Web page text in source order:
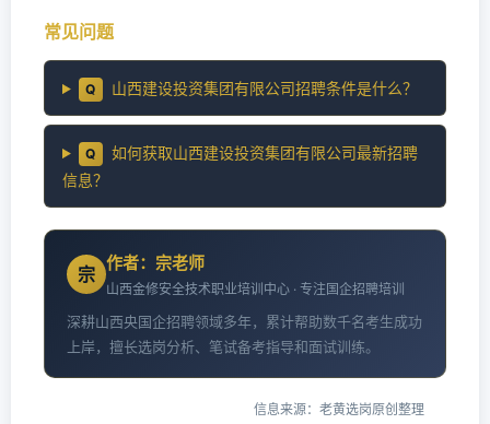
常见问题
Q 山西建设投资集团有限公司招聘条件是什么？
Q
如何获取山西建设投资集团有限公司最新招聘
信息？
宗
作者：宗老师
山西金修安全技术职业培训中心 · 专注国企招聘培训
深耕山西央国企招聘领域多年，累计帮助数千名考生成功
上岸，擅长选岗分析、笔试备考指导和面试训练。
信息来源：老黄选岗原创整理